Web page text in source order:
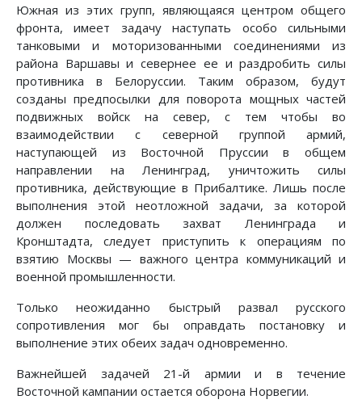
Южная из этих групп, являющаяся центром общего
фронта, имеет задачу наступать особо сильными
танковыми и моторизованными соединениями из
района Варшавы и севернее ее и раздробить силы
противника в Белоруссии. Таким образом, будут
созданы предпосылки для поворота мощных частей
подвижных войск на север, с тем чтобы во
взаимодействии с северной группой армий,
наступающей из Восточной Пруссии в общем
направлении на Ленинград, уничтожить силы
противника, действующие в Прибалтике. Лишь после
выполнения этой неотложной задачи, за которой
должен последовать захват Ленинграда и
Кронштадта, следует приступить к операциям по
взятию Москвы — важного центра коммуникаций и
военной промышленности.
Только неожиданно быстрый развал русского
сопротивления мог бы оправдать постановку и
выполнение этих обеих задач одновременно.
Важнейшей задачей 21-й армии и в течение
Восточной кампании остается оборона Норвегии.